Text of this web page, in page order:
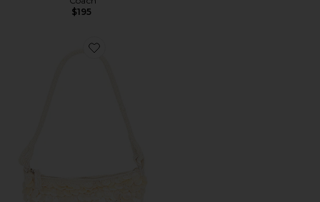
$195
Favorite BOLSO CAMPBELL